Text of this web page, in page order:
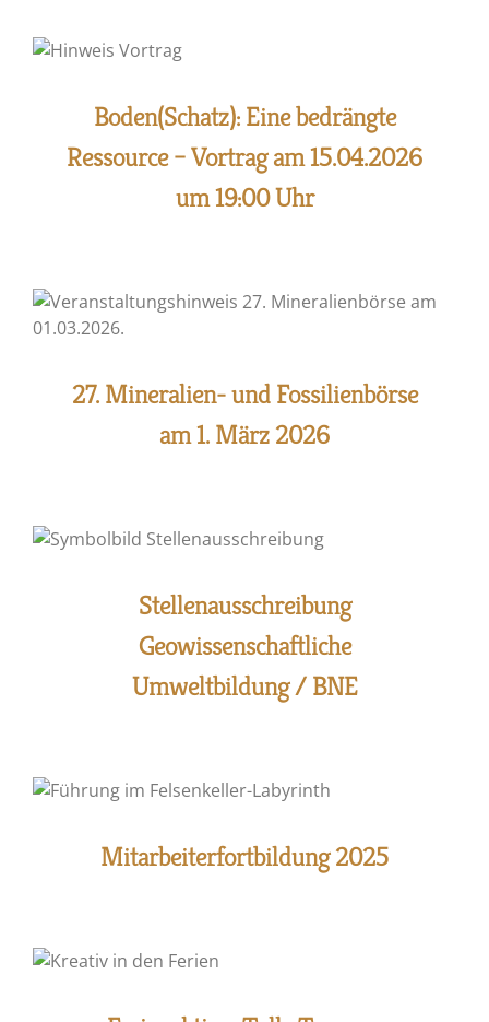
Boden(Schatz): Eine bedrängte
Ressource – Vortrag am 15.04.2026
um 19:00 Uhr
27. Mineralien- und Fossilienbörse
am 1. März 2026
Stellenausschreibung
Geowissenschaftliche
Umweltbildung / BNE
Mitarbeiterfortbildung 2025